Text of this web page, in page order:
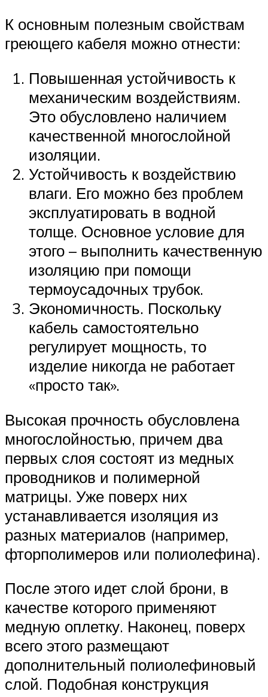
К основным полезным свойствам
греющего кабеля можно отнести:
Повышенная устойчивость к
механическим воздействиям.
Это обусловлено наличием
качественной многослойной
изоляции.
Устойчивость к воздействию
влаги. Его можно без проблем
эксплуатировать в водной
толще. Основное условие для
этого – выполнить качественную
изоляцию при помощи
термоусадочных трубок.
Экономичность. Поскольку
кабель самостоятельно
регулирует мощность, то
изделие никогда не работает
«просто так».
Высокая прочность обусловлена
многослойностью, причем два
первых слоя состоят из медных
проводников и полимерной
матрицы. Уже поверх них
устанавливается изоляция из
разных материалов (например,
фторполимеров или полиолефина).
После этого идет слой брони, в
качестве которого применяют
медную оплетку. Наконец, поверх
всего этого размещают
дополнительный полиолефиновый
слой. Подобная конструкция